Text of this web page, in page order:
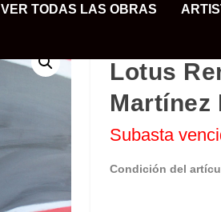
VER TODAS LAS OBRAS
Lotus
Martínez
Subasta
Condición del